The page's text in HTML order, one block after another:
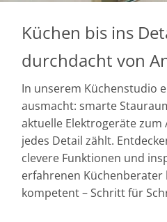
Küchen bis ins
durchdacht von
In unserem Küchenstudio
ausmacht: smarte
aktuelle Elektrogeräte
jedes Detail zählt.
clevere Funktionen und
erfahrenen Küchenberater
kompetent – Schritt für